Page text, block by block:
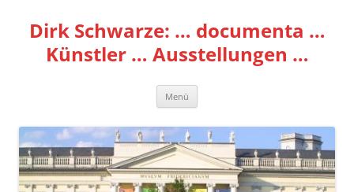
springen
Dirk Schwarze: … documenta …
Künstler … Ausstellungen …
Menü